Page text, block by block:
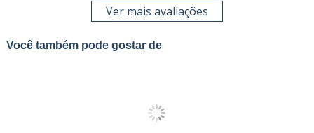
Ver mais avaliações
Você também pode gostar de